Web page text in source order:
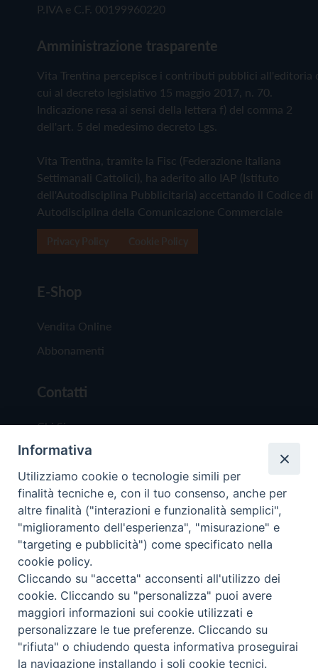
P.IVA e C.F. 00199960220
Amministrazione trasparente
Vita Trentina percepisce i contributi pubblici all'editoria
cui al decreto legislativo 15 maggio 2017, n. 70.
Indicazione resa ai sensi della lettera f) del comma 2
dell'art. 5 del medesimo decreto Lgs.
Vita Trentina, tramite la Fisc (Federazione Italiana
Settimanali Cattolici), ha aderito allo IAP (Istituto
dell'Autodisciplina Pubblicitaria) accettando il Codice di
Autodisciplina della Comunicazione Commerciale
E-Shop
Vendita Online
Abbonamenti
Contatti
Chi Siamo
Redazione
Scrivici
Copyright © 2019 - Tutti i diritti riservati - Vita
Trentina Editrice
Privacy Policy
Torna
Informativa
Utilizziamo cookie o tecnologie simili per
finalità tecniche e, con il tuo consenso, anche per
altre finalità ("interazioni e funzionalità semplici",
"miglioramento dell'esperienza", "misurazione" e
"targeting e pubblicità") come specificato nella
cookie policy.
Cliccando su "accetta" acconsenti all'utilizzo dei
cookie. Cliccando su "personalizza" puoi avere
maggiori informazioni sui cookie utilizzati e
personalizzare le tue preferenze. Cliccando su
"rifiuta" o chiudendo questa informativa proseguirai
la navigazione installando i soli cookie tecnici.